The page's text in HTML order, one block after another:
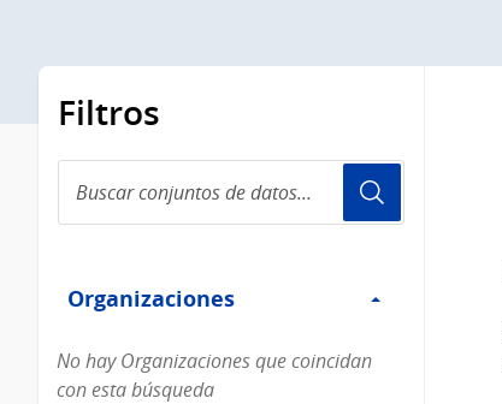
Filtros
conjuntos
de
Organizaciones
Organizaciones
No hay Organizaciones que coincidan
con esta búsqueda